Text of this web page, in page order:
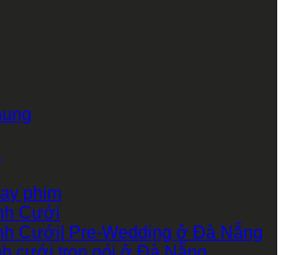
phim
Cưới
Cưới| Pre-Wedding ở Đà Nẵng